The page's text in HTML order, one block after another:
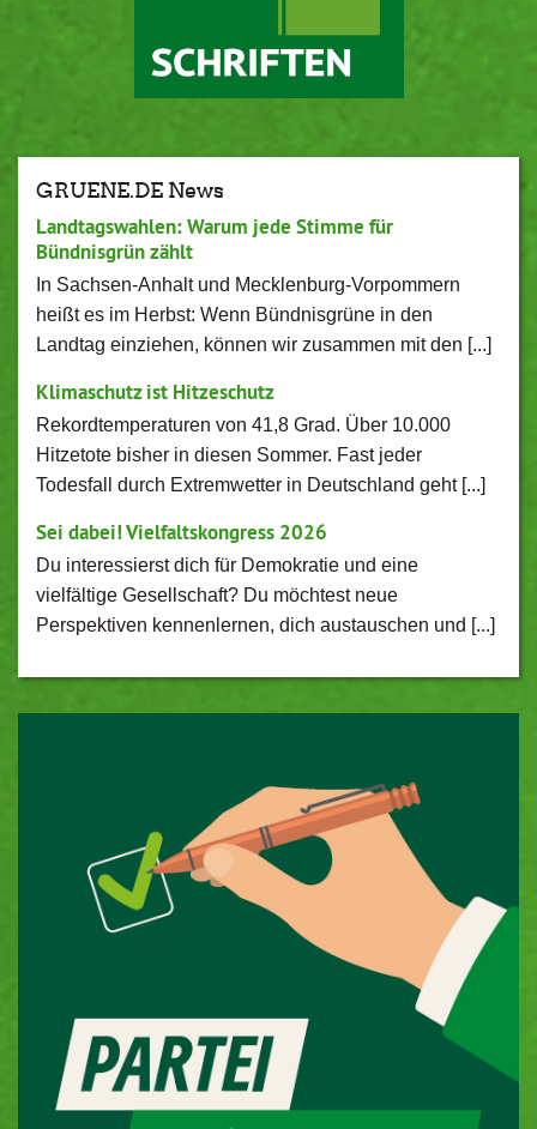
GRUENE.DE News
Landtagswahlen: Warum jede Stimme für
Bündnisgrün zählt
In Sachsen-Anhalt und Mecklenburg-Vorpommern
heißt es im Herbst: Wenn Bündnisgrüne in den
Landtag einziehen, können wir zusammen mit den [...]
Klimaschutz ist Hitzeschutz
Rekordtemperaturen von 41,8 Grad. Über 10.000
Hitzetote bisher in diesen Sommer. Fast jeder
Todesfall durch Extremwetter in Deutschland geht [...]
Sei dabei! Vielfaltskongress 2026
Du interessierst dich für Demokratie und eine
vielfältige Gesellschaft? Du möchtest neue
Perspektiven kennenlernen, dich austauschen und [...]